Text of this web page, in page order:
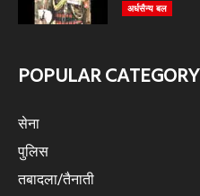
अर्धसैन्य बल
POPULAR CATEGORY
सेना
पुलिस
तबादला/तैनाती